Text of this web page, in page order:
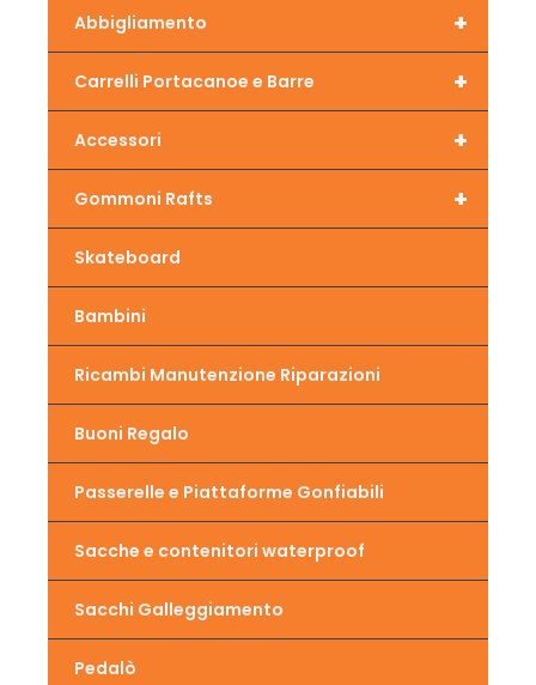
+
Abbigliamento
+
Carrelli Portacanoe e Barre
+
Accessori
+
Gommoni Rafts
Skateboard
Bambini
Ricambi Manutenzione Riparazioni
Buoni Regalo
Passerelle e Piattaforme Gonfiabili
Sacche e contenitori waterproof
Sacchi Galleggiamento
Pedalò